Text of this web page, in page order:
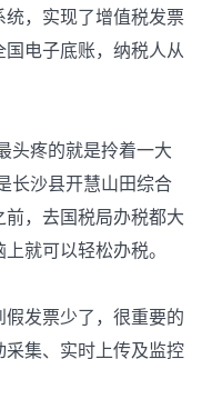
，实现了增值税发票
电子底账，纳税人从
疼的就是拎着一大
长沙县开慧山田综合
，去国税局办税都大
就可以轻松办税。
发票少了，很重要的
集、实时上传及监控